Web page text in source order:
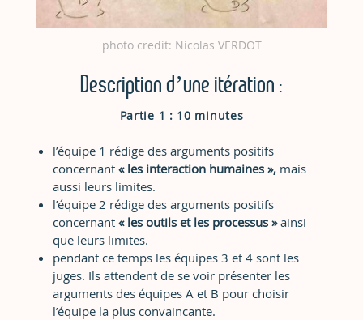
photo credit: Nicolas VERDOT
Description d’une itération :
Partie 1 : 10 minutes
l’équipe 1 rédige des arguments positifs
concernant « les interaction humaines », mais
aussi leurs limites.
l’équipe 2 rédige des arguments positifs
concernant « les outils et les processus »ainsi
que leurs limites.
pendant ce temps les équipes 3 et 4 sont les
juges. Ils attendent de se voir présenter les
arguments des équipes A et B pour choisir
l’équipe la plus convaincante.